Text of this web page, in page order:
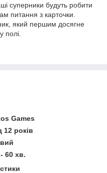
суперники будуть робити
питання з карточки.
який першим досягне
полі.
Games
12 років
60 хв.